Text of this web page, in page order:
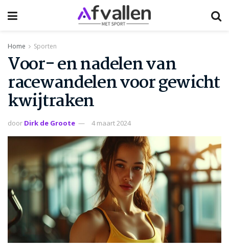
Home Sporten
Voor- en nadelen van
racewandelen voor gewicht
kwijtraken
door Dirk de Groote 4 maart 2024